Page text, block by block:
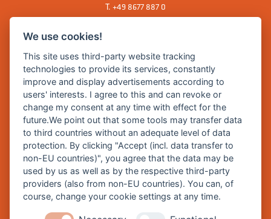
T. +49 8677 887 0
E Mail:
Zentrale Webseite der Stadt Burghausen:
www.burghausen.de
Burghausen in leichter Sprache
So funktioniert burghausen.de
Inhalte von burghausen.de
We use cookies!
This site uses third-party website tracking
technologies to provide its services, constantly
improve and display advertisements according to
users' interests. I agree to this and can revoke or
change my consent at any time with effect for the
future.We point out that some tools may transfer data
to third countries without an adequate level of data
protection. By clicking "Accept (incl. data transfer to
non-EU countries)", you agree that the data may be
used by us as well as by the respective third-party
providers (also from non-EU countries). You can, of
course, change your cookie settings at any time.